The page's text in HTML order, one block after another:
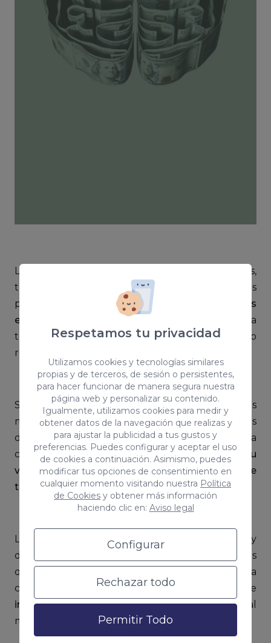
Respetamos tu privacidad
Utilizamos cookies y tecnologías similares
propias y de terceros, de sesión o persistentes,
para hacer funcionar de manera segura nuestra
página web y personalizar su contenido.
Igualmente, utilizamos cookies para medir y
obtener datos de la navegación que realizas y
para ajustar la publicidad a tus gustos y
preferencias. Puedes configurar y aceptar el uso
de cookies a continuación. Asimismo, puedes
modificar tus opciones de consentimiento en
cualquier momento visitando nuestra Política
de Cookies y obtener más información
haciendo clic en: Aviso legal
Configurar
Rechazar todo
Permitir Todo
La meta del psicomarketing es, en pocas palabras,
tratar de resolver distintas cuestiones y escenarios
para
definir metodologías que potencien los
estímulos capaces de inducirnos a comprar
a
través de impactos publicitarios, seducción o
retención, entre otros.
Si lo pensamos fríamente, es lógico que muchas
marcas y empresas quieran influir en nuestras
decisiones de compra estudiando la relación y la
causa que une conducta y mente, puesto que
su
viabilidad puede depender de las decisiones que
toman los consumidores.
Las grandes marcas invierten bastante tiempo y
dinero en contratar expertos y neurocientíficos
que analizan los deseos de los consumidores para
comprender sus respuestas y decisiones e
instaurar estrategias de marketing adaptadas
al
mercado para optimizar su productividad.